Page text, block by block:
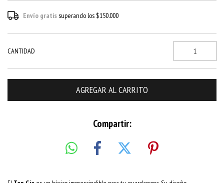
Envío gratissuperando los $150.000
CANTIDAD
Compartir: